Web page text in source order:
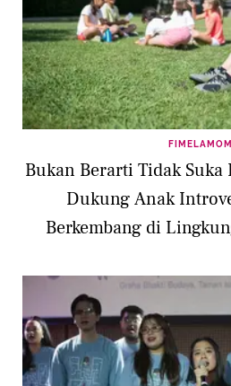
FIMELAMOM
Bukan Berarti Tidak
Dukung Anak
Berkembang di